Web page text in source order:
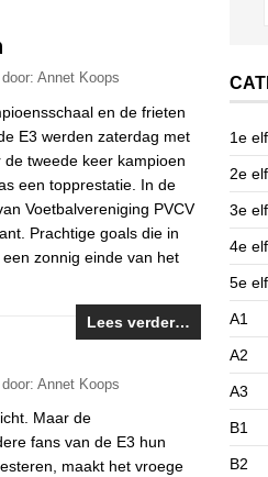
Annet Koops
en de frieten
E3 werden zaterdag met
tweede keer kampioen
een topprestatie. In de
Voetbalvereniging PVCV
Prachtige goals die in
zonnig einde van het
Lees verder…
Annet Koops
Maar de
fans van de E3 hun
maakt het vroege
1e
2e
3e
4e
5e
A1
A2
A3
B1
B2